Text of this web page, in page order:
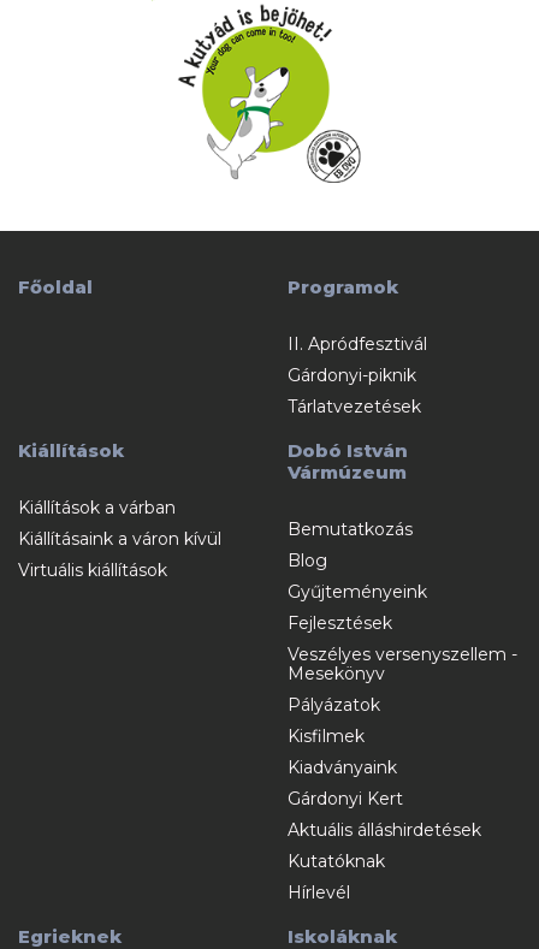
Főoldal Programok
II. Apródfesztivál
Gárdonyi-piknik
Tárlatvezetések
Kiállítások
Kiállítások a várban
Kiállításaink a váron kívül
Virtuális kiállítások
Dobó István
Vármúzeum
Bemutatkozás
Blog
Gyűjteményeink
Fejlesztések
Veszélyes versenyszellem -
Mesekönyv
Pályázatok
Kisfilmek
Kiadványaink
Gárdonyi Kert
Aktuális álláshirdetések
Kutatóknak
Hírlevél
Egrieknek Iskoláknak